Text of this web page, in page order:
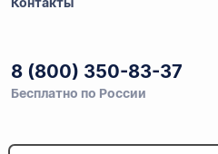
8 (800) 350-83-37
Бесплатно по России